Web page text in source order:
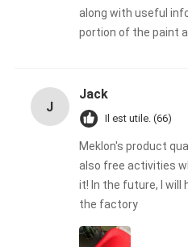
along with useful
portion of the paint
J
Jack
Il est utile. (66)
Meklon's product
also free activities
it! In the future, I will
the factory